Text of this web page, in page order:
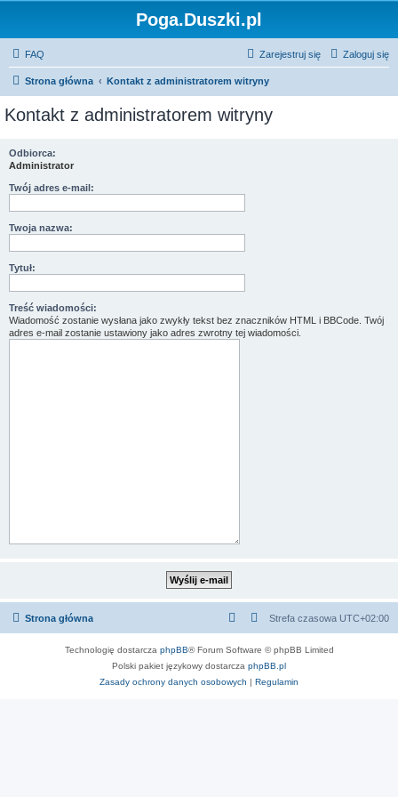
Poga.Duszki.pl
FAQ Zaloguj się
Zarejestruj się
Strona główna Kontakt z administratorem witryny
Kontakt z administratorem witryny
Odbiorca:
Administrator
Twój adres e-mail:
Twoja nazwa:
Tytuł:
Treść wiadomości:
Wiadomość zostanie wysłana jako zwykły tekst bez znaczników HTML i BBCode. Twój
adres e-mail zostanie ustawiony jako adres zwrotny tej wiadomości.
Strona główna Strefa czasowa UTC+02:00
Technologię dostarcza phpBB® Forum Software © phpBB Limited
Polski pakiet językowy dostarcza phpBB.pl
Zasady ochrony danych osobowych | Regulamin